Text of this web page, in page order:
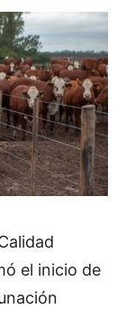
el inicio de